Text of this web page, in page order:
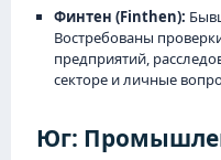
Финтен (Finthen):
Востребованы
предприятий,
секторе и личные
Юг: